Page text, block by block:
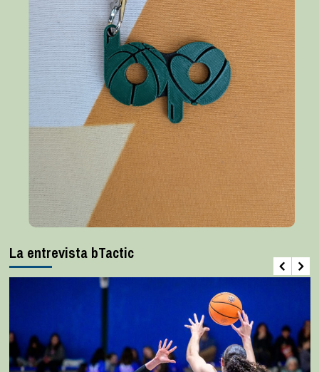
La entrevista bTactic